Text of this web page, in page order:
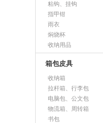
粘钩、挂钩
指甲钳
雨衣
焖烧杯
收纳用品
箱包皮具
收纳箱
拉杆箱、行李包
电脑包、公文包
物流箱、周转箱
书包